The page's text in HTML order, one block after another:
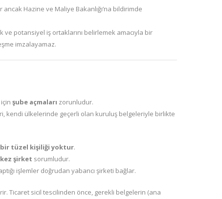
Hazine ve Maliye Bakanlığı’na bildirimde
ve potansiyel iş ortaklarını belirlemek amacıyla bir
imzalayamaz.
şube açmaları zorunludur.
kendi ülkelerinde geçerli olan kuruluş belgeleriyle birlikte
bir tüzel kişiliği yoktur.
şirket sorumludur.
işlemler doğrudan yabancı şirketi bağlar.
Ticaret sicil tescilinden önce, gerekli belgelerin (ana